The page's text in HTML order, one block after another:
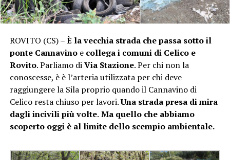
ROVITO (CS) –È la vecchia strada che passa sotto il
ponte Cannavinoe collega i comuni di Celico e
Rovito. Parliamo diVia Stazione. Per chi non la
conoscesse, è è l’arteria utilizzata per chi deve
raggiungere la Sila proprio quando il Cannavino di
Celico resta chiuso per lavori.Una strada presa di mira
dagli incivili più volte. Ma quello che abbiamo
scoperto oggi è al limite dello scempio ambientale.